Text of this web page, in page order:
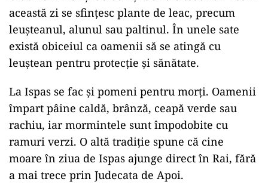
această zi se sfințesc plante de leac, precum
leușteanul, alunul sau paltinul. În unele sate
există obiceiul ca oamenii să se atingă cu
leuștean pentru protecție și sănătate.
La Ispas se fac și pomeni pentru morți. Oamenii
împart pâine caldă, brânză, ceapă verde sau
rachiu, iar mormintele sunt împodobite cu
ramuri verzi. O altă tradiție spune că cine
moare în ziua de Ispas ajunge direct în Rai, fără
a mai trece prin Judecata de Apoi.